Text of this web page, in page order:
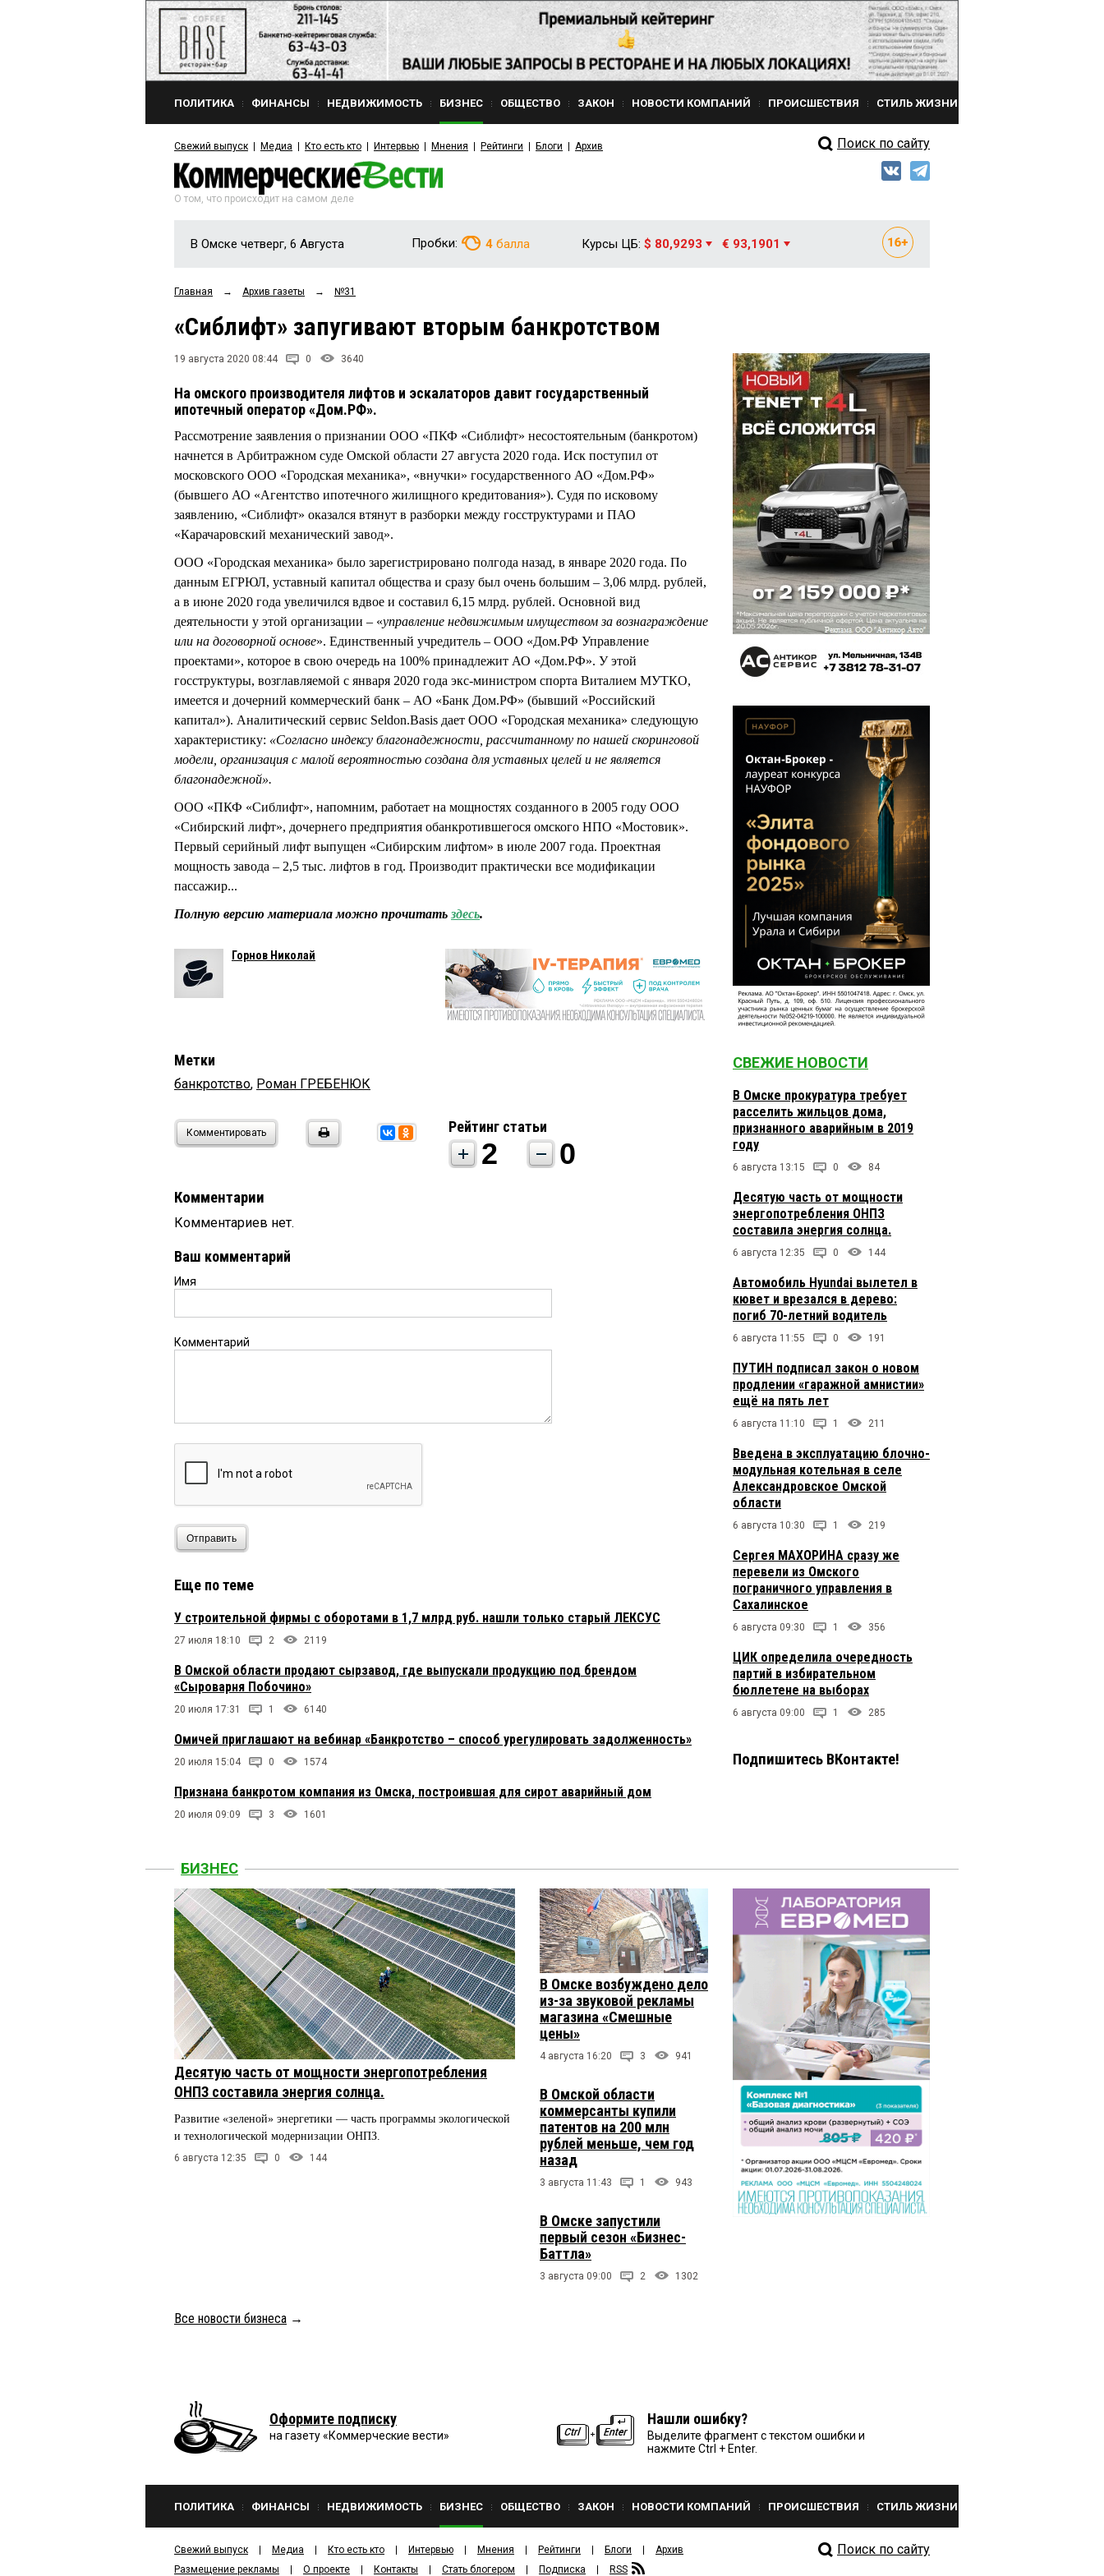
ПОЛИТИКА ФИНАНСЫ НЕДВИЖИМОСТЬ БИЗНЕС ОБЩЕСТВО ЗАКОН НОВОСТИ КОМПАНИЙ ПРОИСШЕСТВИЯ СТИЛЬ ЖИЗНИ
Свежий выпуск Медиа Кто есть кто Интервью Мнения Рейтинги Блоги Архив Поиск по сайту
О том, что происходит на самом деле
В Омске четверг, 6 Августа Пробки: 4 балла Курсы ЦБ: $ 80,9293 € 93,1901
Главная → Архив газеты → №31
«Сиблифт» запугивают вторым банкротством
19 августа 2020 08:44 0 3640
На омского производителя лифтов и эскалаторов давит государственный
ипотечный оператор «Дом.РФ».
Рассмотрение заявления о признании ООО «ПКФ «Сиблифт» несостоятельным (банкротом)
начнется в Арбитражном суде Омской области 27 августа 2020 года. Иск поступил от
московского ООО «Городская механика», «внучки» государственного АО «Дом.РФ»
(бывшего АО «Агентство ипотечного жилищного кредитования»). Судя по исковому
заявлению, «Сиблифт» оказался втянут в разборки между госструктурами и ПАО
«Карачаровский механический завод».
ООО «Городская механика» было зарегистрировано полгода назад, в январе 2020 года. По
данным ЕГРЮЛ, уставный капитал общества и сразу был очень большим – 3,06 млрд. рублей,
а в июне 2020 года увеличился вдвое и составил 6,15 млрд. рублей. Основной вид
деятельности у этой организации – «управление недвижимым имуществом за вознаграждение
или на договорной основе». Единственный учредитель – ООО «Дом.РФ Управление
проектами», которое в свою очередь на 100% принадлежит АО «Дом.РФ». У этой
госструктуры, возглавляемой с января 2020 года экс-министром спорта Виталием МУТКО,
имеется и дочерний коммерческий банк – АО «Банк Дом.РФ» (бывший «Российский
капитал»). Аналитический сервис Seldon.Basis дает ООО «Городская механика» следующую
характеристику: «Согласно индексу благонадежности, рассчитанному по нашей скоринговой
модели, организация с малой вероятностью создана для уставных целей и не является
благонадежной».
ООО «ПКФ «Сиблифт», напомним, работает на мощностях созданного в 2005 году ООО
«Сибирский лифт», дочернего предприятия обанкротившегося омского НПО «Мостовик».
Первый серийный лифт выпущен «Сибирским лифтом» в июле 2007 года. Проектная
мощность завода – 2,5 тыс. лифтов в год. Производит практически все модификации
пассажир...
Полную версию материала можно прочитать здесь.
Горнов Николай
Метки
банкротство, Роман ГРЕБЕНЮК
Комментировать Рейтинг статьи
2 0
Комментарии
Комментариев нет.
Ваш комментарий
Имя
Комментарий
Отправить
Еще по теме
У строительной фирмы с оборотами в 1,7 млрд руб. нашли только старый ЛЕКСУС
27 июля 18:10 2 2119
В Омской области продают сырзавод, где выпускали продукцию под брендом
«Сыроварня Побочино»
20 июля 17:31 1 6140
Омичей приглашают на вебинар «Банкротство – способ урегулировать задолженность»
20 июля 15:04 0 1574
Признана банкротом компания из Омска, построившая для сирот аварийный дом
20 июля 09:09 3 1601
СВЕЖИЕ НОВОСТИ
В Омске прокуратура требует
расселить жильцов дома,
признанного аварийным в 2019
году
6 августа 13:15 0 84
Десятую часть от мощности
энергопотребления ОНПЗ
составила энергия солнца.
6 августа 12:35 0 144
Автомобиль Hyundai вылетел в
кювет и врезался в дерево:
погиб 70-летний водитель
6 августа 11:55 0 191
ПУТИН подписал закон о новом
продлении «гаражной амнистии»
ещё на пять лет
6 августа 11:10 1 211
Введена в эксплуатацию блочно-
модульная котельная в селе
Александровское Омской
области
6 августа 10:30 1 219
Сергея МАХОРИНА сразу же
перевели из Омского
пограничного управления в
Сахалинское
6 августа 09:30 1 356
ЦИК определила очередность
партий в избирательном
бюллетене на выборах
6 августа 09:00 1 285
Подпишитесь ВКонтакте!
БИЗНЕС
Десятую часть от мощности энергопотребления
ОНПЗ составила энергия солнца.
Развитие «зеленой» энергетики — часть программы экологической
и технологической модернизации ОНПЗ.
6 августа 12:35 0 144
В Омске возбуждено дело
из-за звуковой рекламы
магазина «Смешные
цены»
4 августа 16:20 3 941
В Омской области
коммерсанты купили
патентов на 200 млн
рублей меньше, чем год
назад
3 августа 11:43 1 943
В Омске запустили
первый сезон «Бизнес-
Баттла»
3 августа 09:00 2 1302
Все новости бизнеса →
Оформите подписку
на газету «Коммерческие вести»
Нашли ошибку?
Выделите фрагмент с текстом ошибки и
нажмите Ctrl + Enter.
ПОЛИТИКА ФИНАНСЫ НЕДВИЖИМОСТЬ БИЗНЕС ОБЩЕСТВО ЗАКОН НОВОСТИ КОМПАНИЙ ПРОИСШЕСТВИЯ СТИЛЬ ЖИЗНИ
Свежий выпуск Медиа Кто есть кто Интервью Мнения Рейтинги Блоги
Архив
Размещение рекламы
О проекте Контакты Стать блогером Подписка RSS
Поиск по сайту